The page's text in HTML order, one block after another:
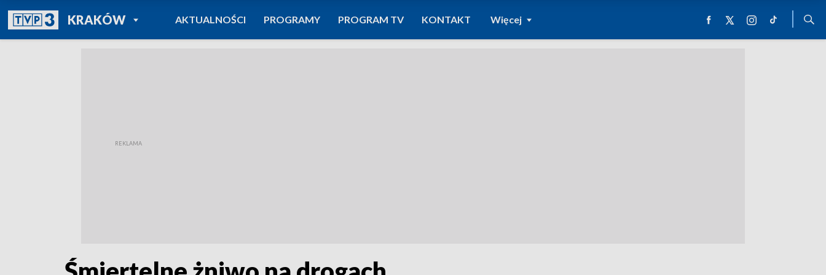
KRAKÓWPOWRÓT DO
TVP REGIONY
AKTUALNOŚCI PROGRAMY PROGRAM TV KONTAKT Więcej